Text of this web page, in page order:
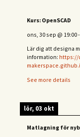
Kurs: OpenSCAD
ons, 30 sep @ 19:00-
Lär dig att designa
information: https://
See more details
lör, 03 okt
Matlagning för